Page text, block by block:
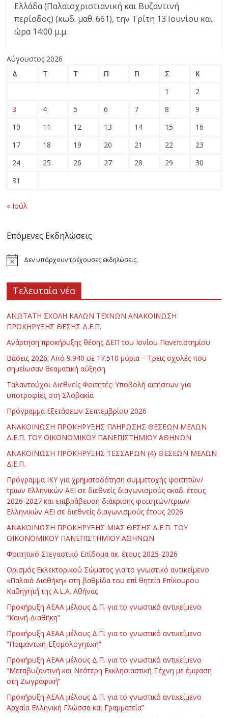
Ελλάδα (Παλαιοχριστιανική και Βυζαντινή
περίοδος) (κωδ. μαθ. 661), την Τρίτη 13 Ιουνίου και
ώρα 14:00 μ.μ.
Αύγουστος 2026
Δ
Τ Τ Π Π Σ
Κ
1
2
3
4 5 6 7 8
9
10
11 12 13 14 15
16
17
18 19 20 21 22
23
24
25 26 27 28 29
30
31
« Ιούλ
Επόμενες Εκδηλώσεις
Δεν υπάρχουν τρέχουσες εκδηλώσεις.
Τελευταία νέα
ΑΝΩΤΑΤΗ ΣΧΟΛΗ ΚΑΛΩΝ ΤΕΧΝΩΝ ΑΝΑΚΟΙΝΩΣΗ
ΠΡΟΚΗΡΥΞΗΣ ΘΕΣΗΣ Δ.Ε.Π.
Ανάρτηση προκήρυξης θέσης ΔΕΠ του Ιονίου Πανεπιστημίου
Βάσεις 2026: Από 9.940 σε 17.510 μόρια – Τρεις σχολές που
σημείωσαν θεαματική αύξηση
Ταλαντούχοι Διεθνείς Φοιτητές: Υποβολή αιτήσεων για
υποτροφίες στη Σλοβακία
Πρόγραμμα Εξετάσεων Σεπτεμβρίου 2026
ΑΝΑΚΟΙΝΩΣΗ ΠΡΟΚΗΡΥΞΗΣ ΠΛΗΡΩΣΗΣ ΘΕΣΕΩΝ ΜΕΛΩΝ
Δ.Ε.Π. ΤΟΥ ΟΙΚΟΝΟΜΙΚΟΥ ΠΑΝΕΠΙΣΤΗΜΙΟΥ ΑΘΗΝΩΝ
ΑΝΑΚΟΙΝΩΣΗ ΠΡΟΚΗΡΥΞΗΣ ΤΕΣΣΑΡΩΝ (4) ΘΕΣΕΩΝ ΜΕΛΩΝ
Δ.Ε.Π.
Πρόγραμμα ΙΚΥ για χρηματοδότηση συμμετοχής φοιτητών/
τριων Ελληνικών ΑΕΙ σε διεθνείς διαγωνισμούς ακαδ. έτους
2026-2027 και επιβράβευση διάκρισης φοιτητών/τριων
Ελληνικών ΑΕΙ σε διεθνείς διαγωνισμούς έτους 2026
ΑΝΑΚΟΙΝΩΣΗ ΠΡΟΚΗΡΥΞΗΣ ΜΙΑΣ ΘΕΣΗΣ Δ.Ε.Π. ΤΟΥ
ΟΙΚΟΝΟΜΙΚΟΥ ΠΑΝΕΠΙΣΤΗΜΙΟΥ ΑΘΗΝΩΝ
Φοιτητικό Στεγαστικό Επίδομα ακ. έτους 2025-2026
Ορισμός Εκλεκτορικού Σώματος για το γνωστικό αντικείμενο
«Παλαιά Διαθήκη» στη βαθμίδα του επί θητεία Επίκουρου
Καθηγητή της Α.Ε.Α. Αθήνας
Προκήρυξη ΑΕΑΑ μέλους Δ.Π. για το γνωστικό αντικείμενο
“Καινή Διαθήκη”
Προκήρυξη ΑΕΑΑ μέλους Δ.Π. για το γνωστικό αντικείμενο
“Ποιμαντική-Εξομολογητική”
Προκήρυξη ΑΕΑΑ μέλους Δ.Π. για το γνωστικό αντικείμενο
“Μεταβυζαντινή και Νεότερη Εκκλησιαστική Τέχνη με έμφαση
στη Ζωγραφική”
Προκήρυξη ΑΕΑΑ μέλους Δ.Π. για το γνωστικό αντικείμενο
Αρχαία Ελληνική Γλώσσα και Γραμματεία”